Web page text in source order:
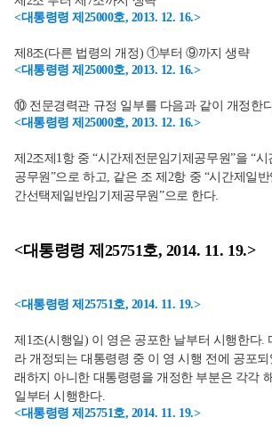
<대통령령 제25000호, 2013. 12. 16.>
제8조(다른 법령의 개정) ①부터 ⑨까지 생략
<대통령령 제25000호, 2013. 12. 16.>
⑩ 전문경력관 규정 일부를 다음과 같이 개정한
<대통령령 제25000호, 2013. 12. 16.>
제2조제1항 중 “시간제전문임기제공무원”을 “시
공무원”으로 하고, 같은 조 제2항 중 “시간제일반
간선택제일반임기제공무원”으로 한다.
<대통령령 제25751호, 2014. 11. 19.>
<대통령령 제25751호, 2014. 11. 19.>
제1조(시행일) 이 영은 공포한 날부터 시행한다.
라 개정되는 대통령령 중 이 영 시행 전에 공포
래하지 아니한 대통령령을 개정한 부분은 각각
일부터 시행한다.
<대통령령 제25751호, 2014. 11. 19.>